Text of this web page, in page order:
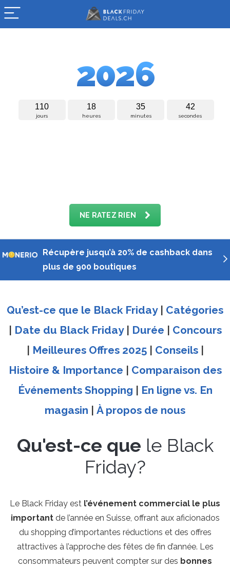
BLACK FRIDAY
2026
jours
110
heures
18
minutes
35
secondes
41
NE RATEZ RIEN
Récupère jusqu’à 20% de cashback dans
plus de 900 boutiques
Qu’est-ce que le Black Friday| Catégories
| Date du Black Friday| Durée | Concours
| Meilleures Offres 2025| Conseils|
Histoire & Importance | Comparaison des
Événements Shopping | En ligne vs. En
magasin | À propos de nous
Qu'est-ce que le Black
Friday?
Le Black Friday est l’événement commercial le plus
importantde l’année en Suisse, offrant aux aficionados
du shopping d’importantes réductions et des offres
attractives à l’approche des fêtes de fin d’année. Les
consommateurs peuvent compter sur des bonnes